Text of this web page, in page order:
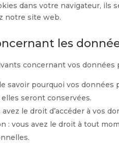
dans votre navigateur, ils
notre site web.
les
concernant vos données
savoir pourquoi vos
seront conservées.
avez le droit d’accéder à vos
: vous avez le droit à tout